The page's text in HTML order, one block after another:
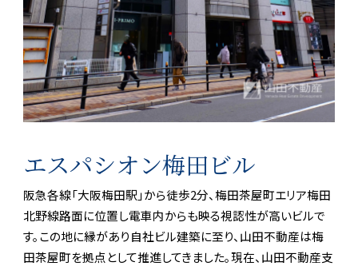
案内
沿革
エスパシオン梅田ビル
阪急各線「大阪梅田駅」から徒歩2分、梅田茶屋町エリア梅田
北野線路面に位置し電車内からも映る視認性が高いビルで
す。この地に縁があり自社ビル建築に至り、山田不動産は梅
田茶屋町を拠点として推進してきました。現在、山田不動産支